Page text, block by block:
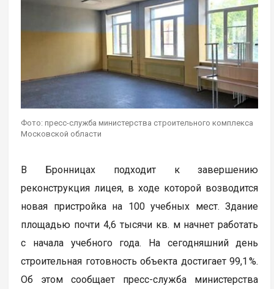
Фото: пресс-служба министерства строительного комплекса
Московской области
В Бронницах подходит к завершению
реконструкция лицея, в ходе которой возводится
новая пристройка на 100 учебных мест. Здание
площадью почти 4,6 тысячи кв. м начнет работать
с начала учебного года. На сегодняшний день
строительная готовность объекта достигает 99,1 %.
Об этом сообщает пресс-служба министерства